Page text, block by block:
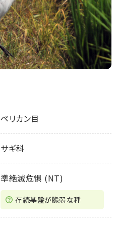
ペリカン目
サギ科
準絶滅危惧 (NT)
存続基盤が脆弱な種